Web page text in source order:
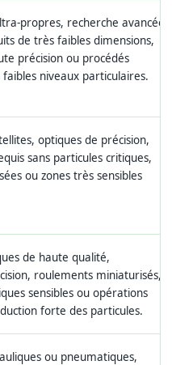
propres, recherche avancée,
de très faibles dimensions,
précision ou procédés
niveaux particulaires.
optiques de précision,
sans particules critiques,
ou zones très sensibles
de haute qualité,
roulements miniaturisés,
sensibles ou opérations
forte des particules.
ou pneumatiques,